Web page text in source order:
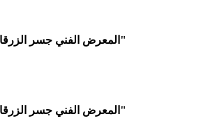
المعرض الفني جسر الزرقاء - "قصة بلد على البحر"
المعرض الفني جسر الزرقاء - "قصة بلد على البحر"